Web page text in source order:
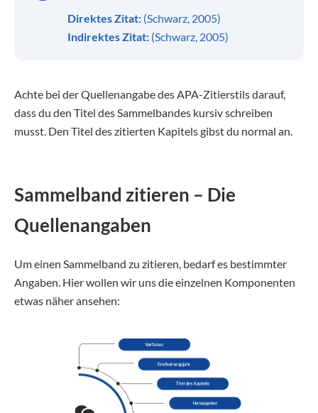
Direktes Zitat: (Schwarz, 2005)
Indirektes Zitat: (Schwarz, 2005)
Achte bei der Quellenangabe des APA-Zitierstils darauf,
dass du den Titel des Sammelbandes kursiv schreiben
musst. Den Titel des zitierten Kapitels gibst du normal an.
Sammelband zitieren – Die
Quellenangaben
Um einen Sammelband zu zitieren, bedarf es bestimmter
Angaben. Hier wollen wir uns die einzelnen Komponenten
etwas näher ansehen: